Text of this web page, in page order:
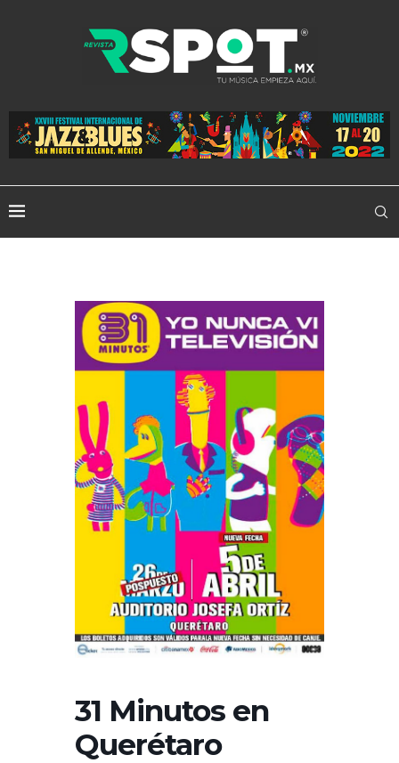
31 Minutos en
Querétaro